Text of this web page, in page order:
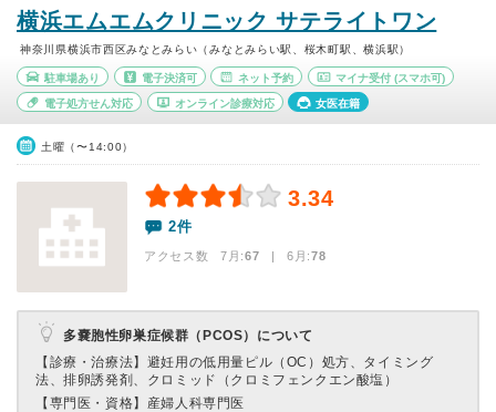
横浜エムエムクリニック サテライトワン
神奈川県横浜市西区みなとみらい（みなとみらい駅、桜木町駅、横浜駅）
駐車場あり 電子決済可 ネット予約 マイナ受付 (スマホ可)
電子処方せん対応 オンライン診療対応 女医在籍
土曜（〜14:00）
3.34
2件
アクセス数 7月:67 | 6月:78
多嚢胞性卵巣症候群（PCOS）について
【診療・治療法】 避妊用の低用量ピル（OC）処方、タイミング
法、排卵誘発剤、クロミッド（クロミフェンクエン酸塩）
【専門医・資格】 産婦人科専門医